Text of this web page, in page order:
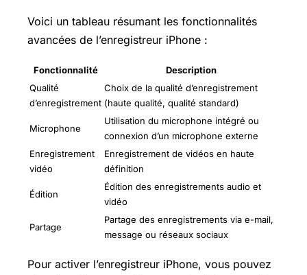
Voici un tableau résumant les fonctionnalités
avancées de l’enregistreur iPhone :
Fonctionnalité
Description
Qualité
d’enregistrement
Choix de la qualité d’enregistrement
(haute qualité, qualité standard)
Microphone
Utilisation du microphone intégré ou
connexion d’un microphone externe
Enregistrement
vidéo
Enregistrement de vidéos en haute
définition
Édition
Édition des enregistrements audio et
vidéo
Partage
Partage des enregistrements via e-mail,
message ou réseaux sociaux
Pour activer l’enregistreur iPhone, vous pouvez